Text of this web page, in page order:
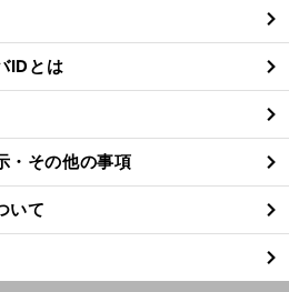
閉
る
IDとは
・その他の事項
いて